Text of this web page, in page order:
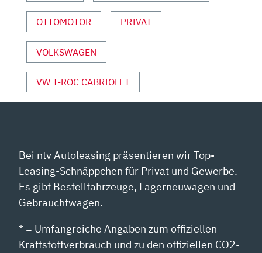
VON
YOUTUBE
ANZEIGEN
OTTOMOTOR PRIVAT
VOLKSWAGEN
VW T-ROC CABRIOLET
Bei ntv Autoleasing präsentieren wir Top-
Leasing-Schnäppchen für Privat und Gewerbe.
Es gibt Bestellfahrzeuge, Lagerneuwagen und
Gebrauchtwagen.
* = Umfangreiche Angaben zum offiziellen
Kraftstoffverbrauch und zu den offiziellen CO2-